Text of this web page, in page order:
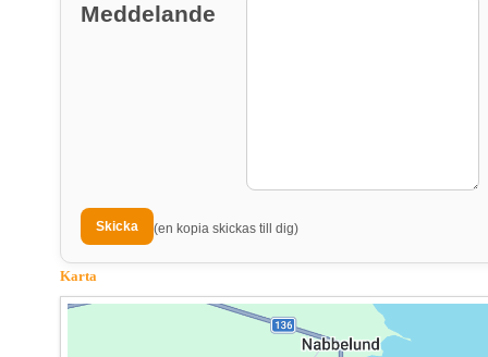
Meddelande
(en kopia skickas till dig)
Karta